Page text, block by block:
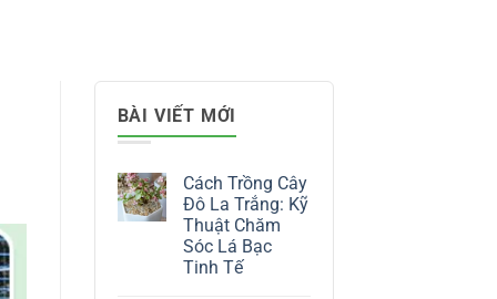
BÀI VIẾT MỚI
Cách Trồng Cây
Đô La Trắng: Kỹ
Thuật Chăm
Sóc Lá Bạc
Tinh Tế